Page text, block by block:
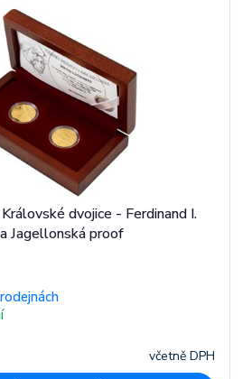
dvojice - Ferdinand I.
Jagellonská proof
včetně DPH